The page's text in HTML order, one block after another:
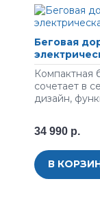
Беговая
Компактная
сочетает в
дизайн,
34 990 р.
В